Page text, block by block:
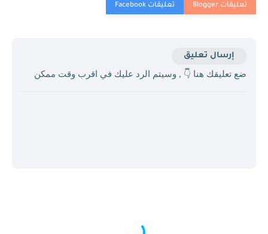
إرسال تعليق
ضع تعليقك هنا 👇 , وسيتم الرد عليك في اقرب وقت ممكن